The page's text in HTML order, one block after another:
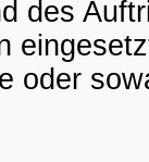
des
oder